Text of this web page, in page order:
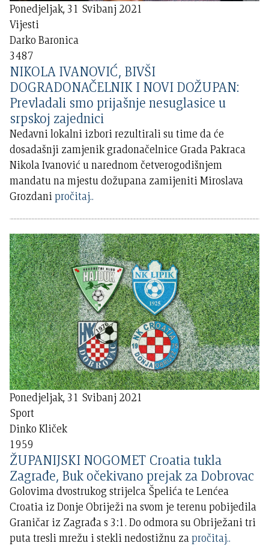
Ponedjeljak, 31 Svibanj 2021
Vijesti
Darko Baronica
3487
NIKOLA IVANOVIĆ, BIVŠI
DOGRADONAČELNIK I NOVI DOŽUPAN:
Prevladali smo prijašnje nesuglasice u
srpskoj zajednici
Nedavni lokalni izbori rezultirali su time da će
dosadašnji zamjenik gradonačelnice Grada Pakraca
Nikola Ivanović u narednom četverogodišnjem
mandatu na mjestu dožupana zamijeniti Miroslava
Grozdanipročitaj..
Ponedjeljak, 31 Svibanj 2021
Sport
Dinko Kliček
1959
ŽUPANIJSKI NOGOMET Croatia tukla
Zagrađe, Buk očekivano prejak za Dobrovac
Golovima dvostrukog strijelca Špelića te Lenćea
Croatia iz Donje Obriježi na svom je terenu pobijedila
Graničar iz Zagrađa s 3:1. Do odmora su Obriježani tri
puta tresli mrežu i stekli nedostižnu zapročitaj..